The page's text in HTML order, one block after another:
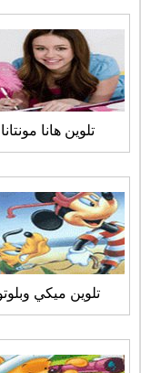
تلوين هانا مونتانا
تلوين ميكي